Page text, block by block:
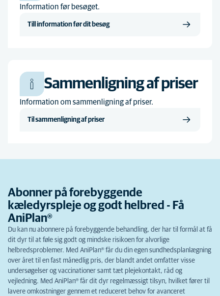
Information før besøget.
Till information før dit besøg
Sammenligning af priser
Information om sammenligning af priser.
Til sammenligning af priser
Abonner på forebyggende
kæledyrspleje og godt helbred - Få
AniPlan®
Du kan nu abonnere på forebyggende behandling, der har til formål at få
dit dyr til at føle sig godt og mindske risikoen for alvorlige
helbredsproblemer. Med AniPlan® får du din egen sundhedsplanlægning
over året til en fast månedlig pris, der blandt andet omfatter visse
undersøgelser og vaccinationer samt tæt plejekontakt, råd og
vejledning. Med AniPlan® får dit dyr regelmæssigt tilsyn, hvilket fører til
lavere omkostninger gennem et reduceret behov for avanceret